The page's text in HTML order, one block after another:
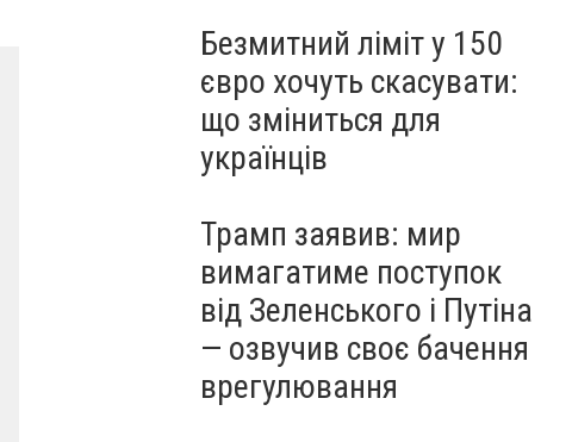
Безмитний ліміт у 150
євро хочуть скасувати:
що зміниться для
українців
Трамп заявив: мир
вимагатиме поступок
від Зеленського і Путіна
— озвучив своє бачення
врегулювання